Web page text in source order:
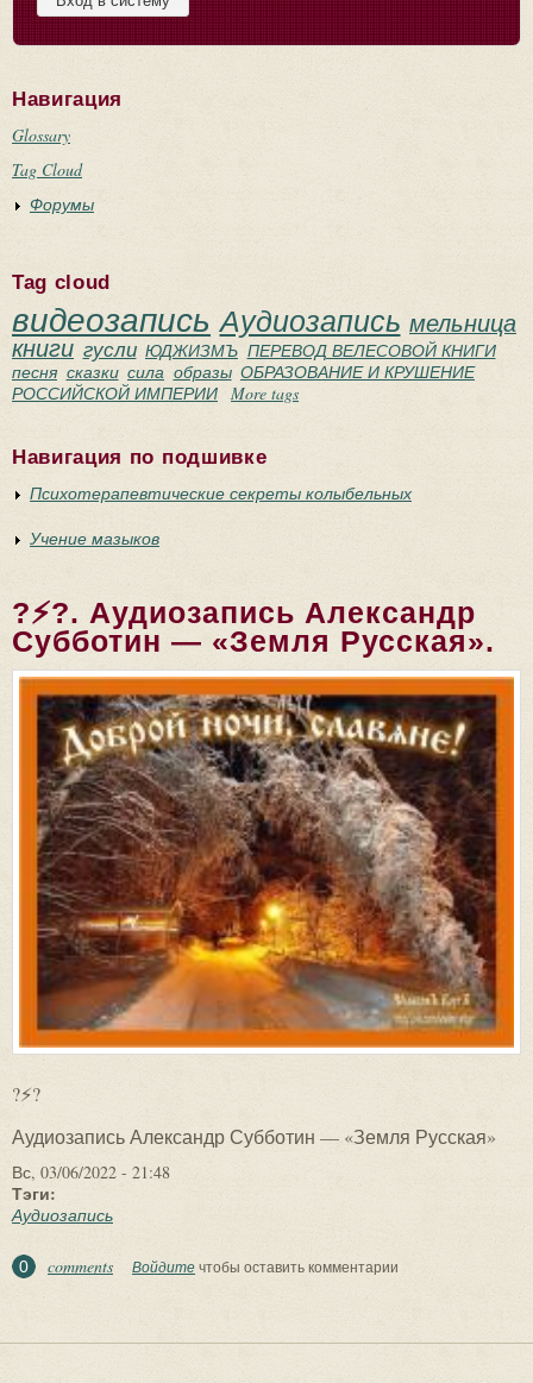
Навигация
Glossary
Tag Cloud
Форумы
Tag cloud
видеозапись Аудиозапись мельница
книги гусли ЮДЖИЗМЪ ПЕРЕВОД ВЕЛЕСОВОЙ КНИГИ
песня сказки сила образы ОБРАЗОВАНИЕ И КРУШЕНИЕ
РОССИЙСКОЙ ИМПЕРИИ
More tags
Навигация по подшивке
Психотерапевтические секреты колыбельных
Учение мазыков
?⚡?. Аудиозапись Александр
Субботин — «Земля Русская».
?⚡?
Аудиозапись Александр Субботин — «Земля Русская»
Вс, 03/06/2022 - 21:48
Тэги:
Аудиозапись
0 comments Войдитечтобы оставить комментарии